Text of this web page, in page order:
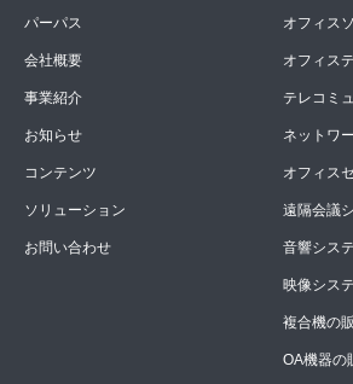
パーパス
会社概要
事業紹介
お知らせ
コンテンツ
ソリューション
お問い合わせ
オフィス
オフィス
テレコミ
ネットワ
オフィス
遠隔会議
音響シス
映像シス
複合機の
OA機器の